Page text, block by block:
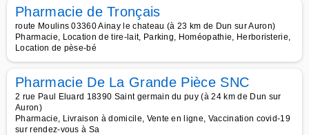
Pharmacie de Tronçais
route Moulins 03360 Ainay le chateau (à 23 km de Dun sur Auron)
Pharmacie, Location de tire-lait, Parking, Homéopathie, Herboristerie,
Location de pèse-bé
Pharmacie De La Grande Pièce SNC
2 rue Paul Eluard 18390 Saint germain du puy (à 24 km de Dun sur
Auron)
Pharmacie, Livraison à domicile, Vente en ligne, Vaccination covid-19
sur rendez-vous à Sa